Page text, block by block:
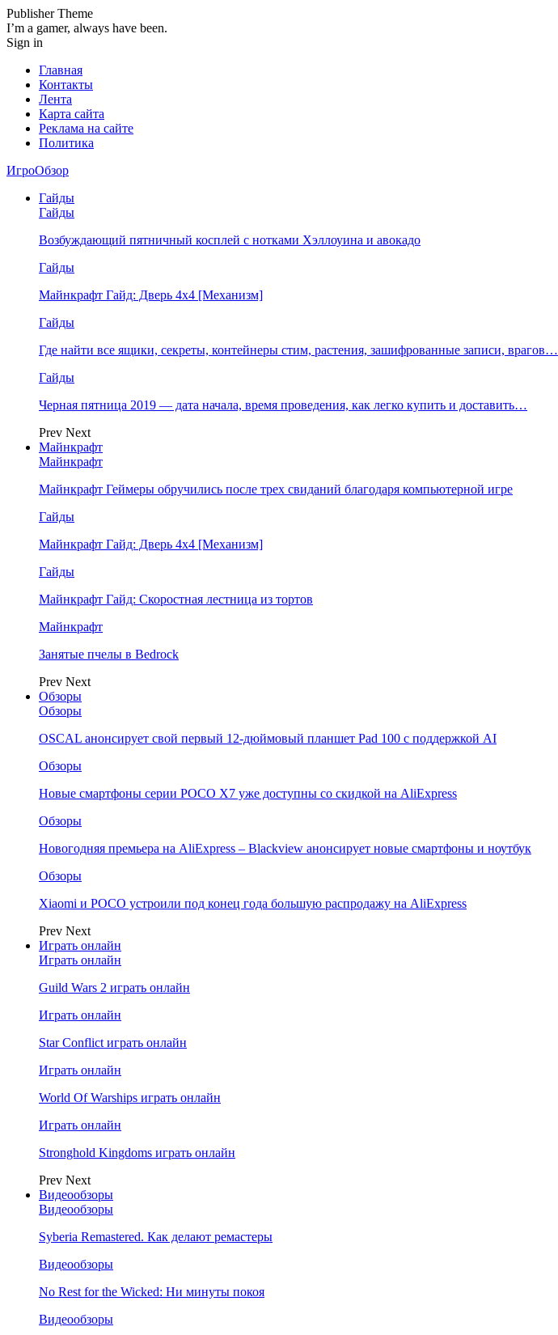
Publisher Theme
I’m a gamer, always have been.
Sign in
Главная
Контакты
Лента
Карта сайта
Реклама на сайте
Политика
ИгроОбзор
Гайды
Гайды
Возбуждающий пятничный косплей с нотками Хэллоуина и авокадо
Гайды
Майнкрафт Гайд: Дверь 4х4 [Механизм]
Гайды
Где найти все ящики, секреты, контейнеры стим, растения, зашифрованные записи, врагов…
Гайды
Черная пятница 2019 — дата начала, время проведения, как легко купить и доставить…
Prev Next
Майнкрафт
Майнкрафт
Майнкрафт Геймеры обручились после трех свиданий благодаря компьютерной игре
Гайды
Майнкрафт Гайд: Дверь 4х4 [Механизм]
Гайды
Майнкрафт Гайд: Скоростная лестница из тортов
Майнкрафт
Занятые пчелы в Bedrock
Prev Next
Обзоры
Обзоры
OSCAL анонсирует свой первый 12-дюймовый планшет Pad 100 с поддержкой AI
Обзоры
Новые смартфоны серии POCO X7 уже доступны со скидкой на AliExpress
Обзоры
Новогодняя премьера на AliExpress – Blackview анонсирует новые смартфоны и ноутбук
Обзоры
Xiaomi и POCO устроили под конец года большую распродажу на AliExpress
Prev Next
Играть онлайн
Играть онлайн
Guild Wars 2 играть онлайн
Играть онлайн
Star Conflict играть онлайн
Играть онлайн
World Of Warships играть онлайн
Играть онлайн
Stronghold Kingdoms играть онлайн
Prev Next
Видеообзоры
Видеообзоры
Syberia Remastered. Как делают ремастеры
Видеообзоры
No Rest for the Wicked: Ни минуты покоя
Видеообзоры